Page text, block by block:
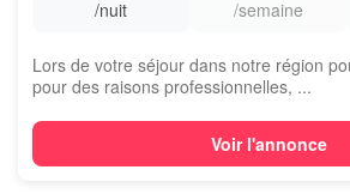
/nuit /semaine
Lors de votre séjour dans notre région
pour des raisons professionnelles, ...
Voir l'annonce